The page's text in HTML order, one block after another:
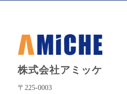
株式会社アミッケ
〒225-0003